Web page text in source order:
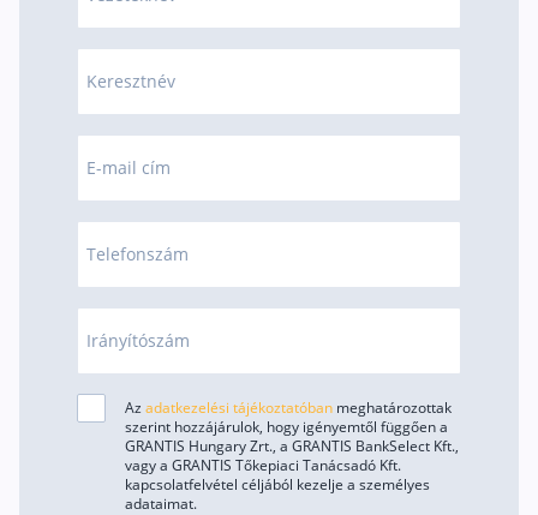
Keresztnév
E-mail cím
Telefonszám
Irányítószám
Az adatkezelési tájékoztatóban meghatározottak
szerint hozzájárulok, hogy igényemtől függően a
GRANTIS Hungary Zrt., a GRANTIS BankSelect Kft.,
vagy a GRANTIS Tőkepiaci Tanácsadó Kft.
kapcsolatfelvétel céljából kezelje a személyes
adataimat.